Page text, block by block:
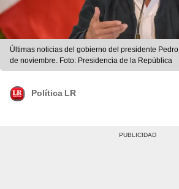
Últimas noticias del gobierno del presidente
de noviembre. Foto: Presidencia de la República
Política LR